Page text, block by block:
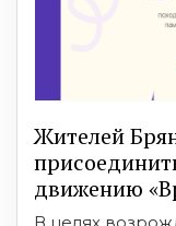
Жителей
движению